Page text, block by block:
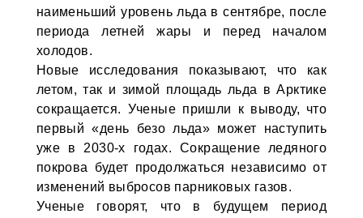
наименьший уровень льда в сентябре, после
периода летней жары и перед началом
холодов.
Новые исследования показывают, что как
летом, так и зимой площадь льда в Арктике
сокращается. Ученые пришли к выводу, что
первый «день безо льда» может наступить
уже в 2030-х годах. Сокращение ледяного
покрова будет продолжаться независимо от
изменений выбросов парниковых газов.
Ученые говорят, что в будущем период